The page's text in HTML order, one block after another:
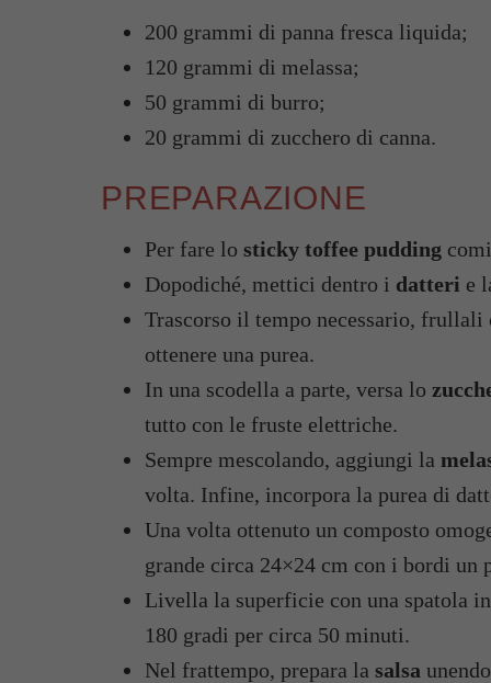
200 grammi di panna fresca liquida;
120 grammi di melassa;
50 grammi di burro;
20 grammi di zucchero di canna.
PREPARAZIONE
Per fare lo sticky toffee pudding
Dopodiché, mettici dentro i datteri e
Trascorso il tempo necessario,
ottenere una purea.
In una scodella a parte, versa lo
tutto con le fruste elettriche.
Sempre mescolando, aggiungi la
volta. Infine, incorpora la purea di
Una volta ottenuto un composto
grande circa 24×24 cm con i bordi un
Livella la superficie con una spatola
180 gradi per circa 50 minuti.
Nel frattempo, prepara la salsa